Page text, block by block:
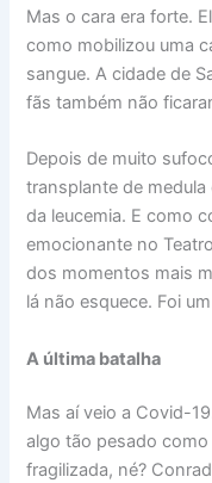
Mas o cara era forte.
como mobilizou uma
sangue. A cidade de
fãs também não
Depois de muito
transplante de
da leucemia. E como
emocionante no
dos momentos mais
lá não esquece. Foi
A última batalha
Mas aí veio a Covid-
algo tão pesado
fragilizada, né?